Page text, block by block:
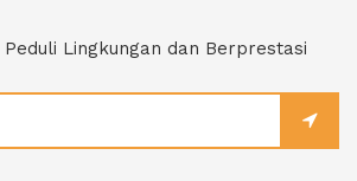
Lingkungan dan Berprestasi